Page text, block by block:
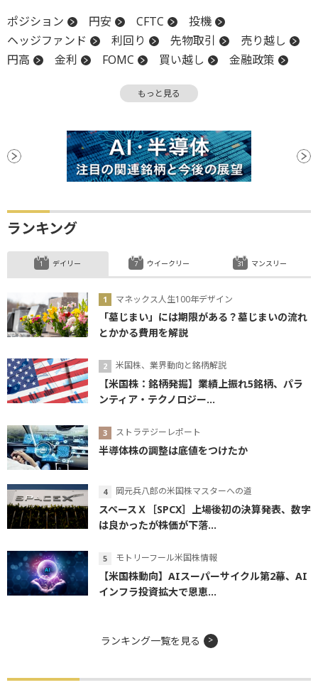
ポジション 円安 CFTC
投機
ヘッジファンド
利回り 先物取引
売り越し
円高
金利 FOMC 買い越し
金融政策
ファンドもっと見る
ランキング
デイリー
マネックス人生100年デザイン
「墓じまい」には期限がある？墓じまいの流れ
とかかる費用を解説
米国株、業界動向と銘柄解説
【米国株：銘柄発掘】業績上振れ5銘柄、パラ
ンティア・テクノロジー...
ストラテジーレポート
半導体株の調整は底値をつけたか
岡元兵八郎の米国株マスターへの道
スペースＸ［SPCX］上場後初の決算発表、数字
は良かったが株価が下落...
モトリーフール米国株情報
【米国株動向】AIスーパーサイクル第2幕、AI
インフラ投資拡大で恩恵...
ウイークリー マンスリー
ランキング一覧を見る